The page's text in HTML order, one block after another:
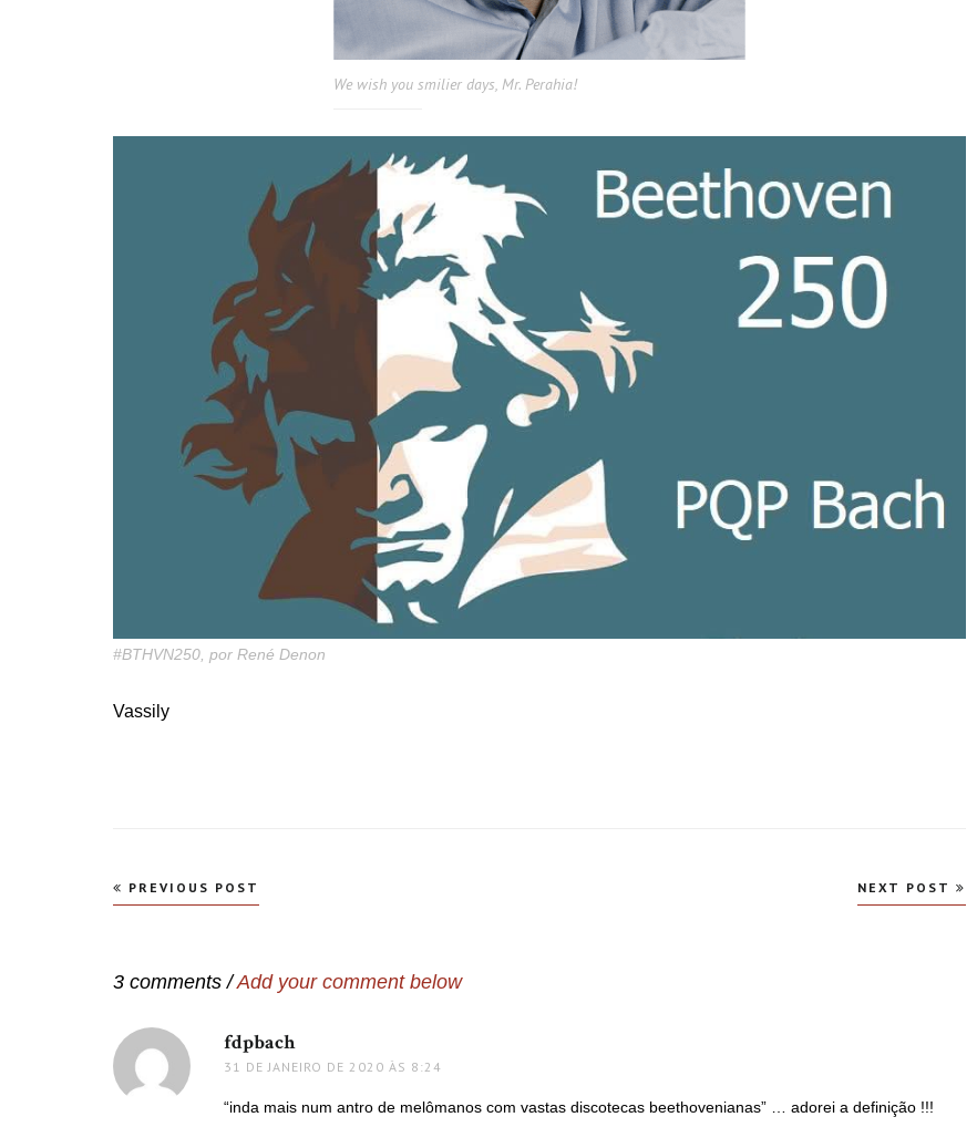
We wish you smilier days, Mr. Perahia!
#BTHVN250, por René Denon
Vassily
Navegação
PREVIOUS POST NEXT POST
3 comments /Add your comment below
fdpbachdisse:
31 DE JANEIRO DE 2020 ÀS 8:24
“inda mais num antro de melômanos com vastas discotecas beethovenianas” … adorei a definição !!!